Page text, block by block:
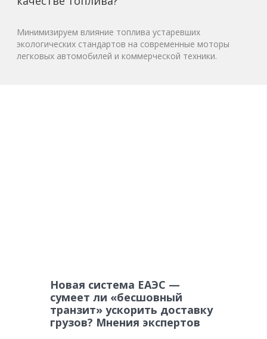
Минимизируем влияние топлива устаревших
экологических стандартов на современные моторы
легковых автомобилей и коммерческой техники.
Новая система ЕАЭС —
сумеет ли «бесшовный
транзит» ускорить доставку
грузов? Мнения экспертов